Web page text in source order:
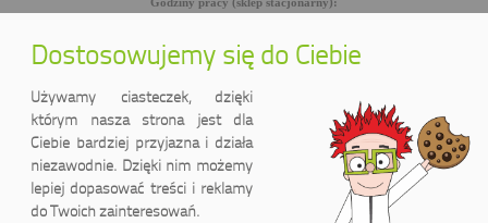
facebook.com/DrTusz
youtube.com/DrTusz
Dostosowujemy się do Ciebie
Używamy ciasteczek, dzięki
którym nasza strona jest dla
Ciebie bardziej przyjazna i działa
niezawodnie. Dzięki nim możemy
lepiej dopasować treści i reklamy
do Twoich zainteresowań.